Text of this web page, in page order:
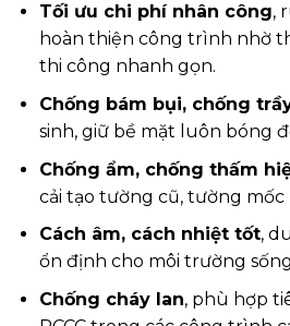
Tối ưu chi phí nhân công,
hoàn thiện công trình nhờ
thi công nhanh gọn.
Chống bám bụi, chống
sinh, giữ bề mặt luôn bóng
Chống ẩm, chống thấm
cải tạo tường cũ, tường mốc
Cách âm, cách nhiệt tốt,
ổn định cho môi trường
Chống cháy lan, phù hợp